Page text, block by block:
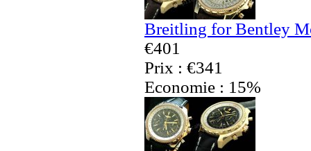
Breitling for Bentley
€401
Prix : €341
Economie : 15%